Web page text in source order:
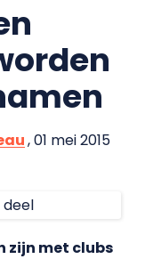
, 01 mei 2015
deel
zijn met clubs